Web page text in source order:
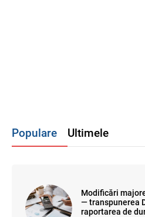
Populare Ultimele
Modificări
— transpunerea
raportarea de